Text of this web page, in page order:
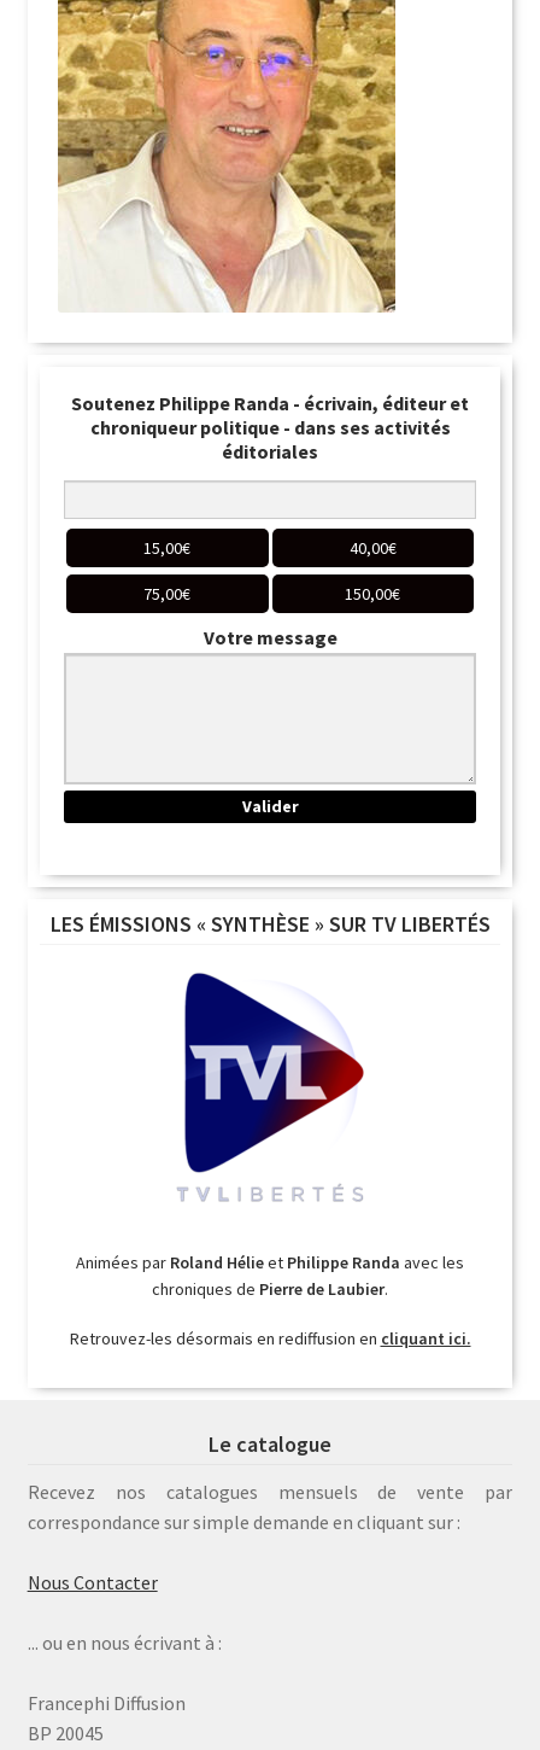
Soutenez Philippe Randa - écrivain, éditeur et
chroniqueur politique - dans ses activités
éditoriales
15,00€ 40,00€
75,00€ 150,00€
Votre message
LES ÉMISSIONS « SYNTHÈSE » SUR TV LIBERTÉS
Animées par Roland Hélieet Philippe Randa avec les
chroniques de Pierre de Laubier.
Retrouvez-les désormais en rediffusion en cliquant ici.
Le catalogue
Recevez nos catalogues mensuels de vente par
correspondance sur simple demande en cliquant sur :
Nous Contacter
... ou en nous écrivant à :
Francephi Diffusion
BP 20045